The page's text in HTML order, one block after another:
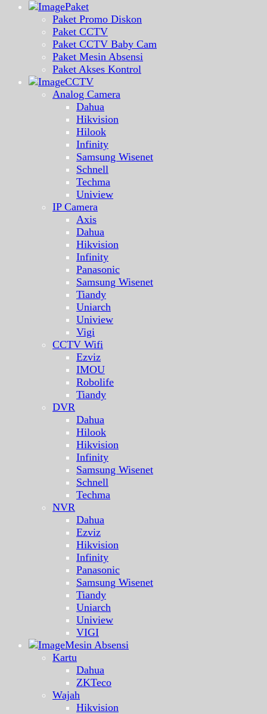
Paket
Paket Promo Diskon
Paket CCTV
Paket CCTV Baby Cam
Paket Mesin Absensi
Paket Akses Kontrol
CCTV
Analog Camera
Dahua
Hikvision
Hilook
Infinity
Samsung Wisenet
Schnell
Techma
Uniview
IP Camera
Axis
Dahua
Hikvision
Infinity
Panasonic
Samsung Wisenet
Tiandy
Uniarch
Uniview
Vigi
CCTV Wifi
Ezviz
IMOU
Robolife
Tiandy
DVR
Dahua
Hilook
Hikvision
Infinity
Samsung Wisenet
Schnell
Techma
NVR
Dahua
Ezviz
Hikvision
Infinity
Panasonic
Samsung Wisenet
Tiandy
Uniarch
Uniview
VIGI
Mesin Absensi
Kartu
Dahua
ZKTeco
Wajah
Hikvision